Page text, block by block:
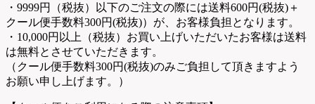
・9999円（税抜）以下のご注文の際には送料600円(税抜)＋
クール便手数料300円(税抜)）が、お客様負担となります。
・10,000円以上（税抜）お買い上げいただいたお客様は送料
は無料とさせていただきます。
（クール便手数料300円(税抜)のみご負担して頂きますよう
お願い申し上げます。）